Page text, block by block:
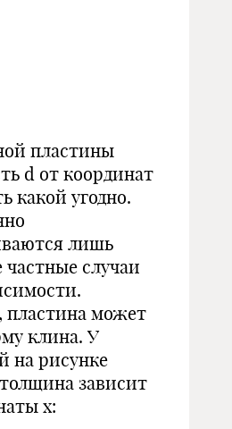
пластины
d от координат
какой угодно.
лишь
случаи
может
клина. У
на рисунке
зависит
x: